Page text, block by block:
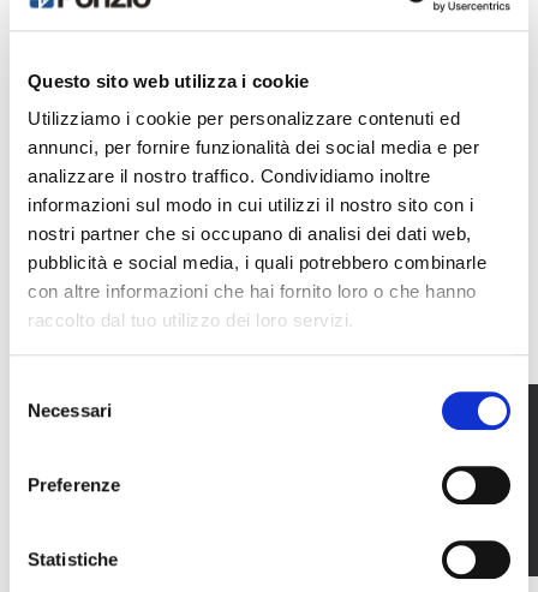
Questo sito web utilizza i cookie
Utilizziamo i cookie per personalizzare contenuti ed
annunci, per fornire funzionalità dei social media e per
analizzare il nostro traffico. Condividiamo inoltre
informazioni sul modo in cui utilizzi il nostro sito con i
nostri partner che si occupano di analisi dei dati web,
pubblicità e social media, i quali potrebbero combinarle
con altre informazioni che hai fornito loro o che hanno
raccolto dal tuo utilizzo dei loro servizi.
delNecessari
Preferenze
Statistiche
METAL ADAM continues to serve in the sector with the
principle of transforming the material into prestigious
structures within the framework of engineering,